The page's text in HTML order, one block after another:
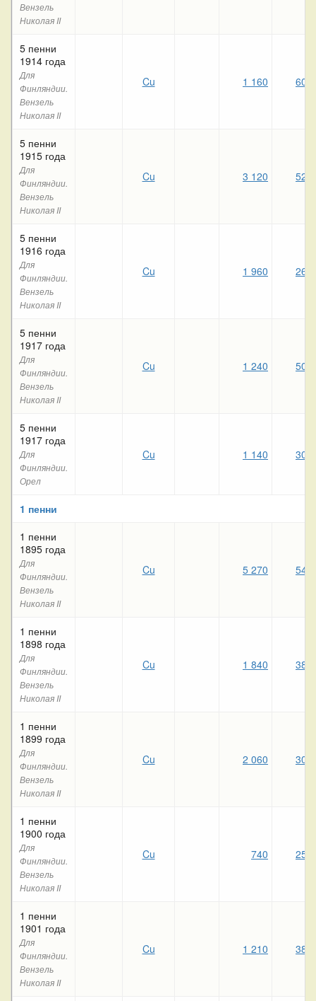
Вензель
Николая II
5 пенни
1914 года
Для
Финляндии.
Вензель
Николая II
Cu 1 160 600
5 пенни
1915 года
Для
Финляндии.
Вензель
Николая II
Cu 3 120 520
5 пенни
1916 года
Для
Финляндии.
Вензель
Николая II
Cu 1 960 260
5 пенни
1917 года
Для
Финляндии.
Вензель
Николая II
Cu 1 240 500
5 пенни
1917 года
Для
Финляндии.
Орел
Cu 1 140 300
1 пенни
1 пенни
1895 года
Для
Финляндии.
Вензель
Николая II
Cu 5 270 540
1 пенни
1898 года
Для
Финляндии.
Вензель
Николая II
Cu 1 840 380
1 пенни
1899 года
Для
Финляндии.
Вензель
Николая II
Cu 2 060 300
1 пенни
1900 года
Для
Финляндии.
Вензель
Николая II
Cu 740 250
1 пенни
1901 года
Для
Финляндии.
Вензель
Николая II
Cu 1 210 380